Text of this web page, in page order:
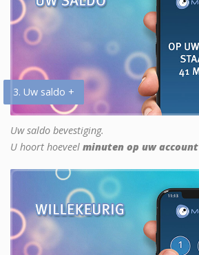
3. Uw saldo +
Uw saldo bevestiging.
U hoort hoeveel minuten op uw account